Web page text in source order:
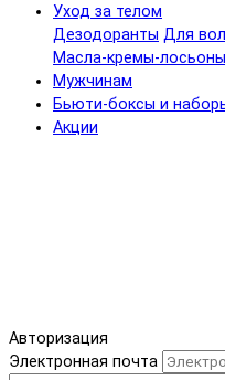
Уход за телом
Дезодоранты Для
Масла-кремы-лосьоны
Мужчинам
Бьюти-боксы и
Акции
Авторизация
Электронная почта